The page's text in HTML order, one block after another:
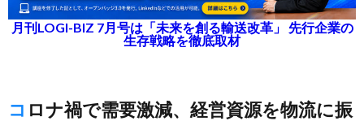
月刊LOGI-BIZ 7月号は「未来を創る輸送改革」 先行企業の
生存戦略を徹底取材
コロナ禍で需要激減、経営資源を物流に振